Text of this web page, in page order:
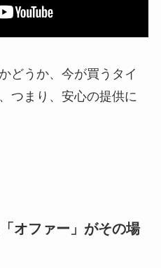
どうか、今が買うタイ
つまり、安心の提供に
オファー」がその場